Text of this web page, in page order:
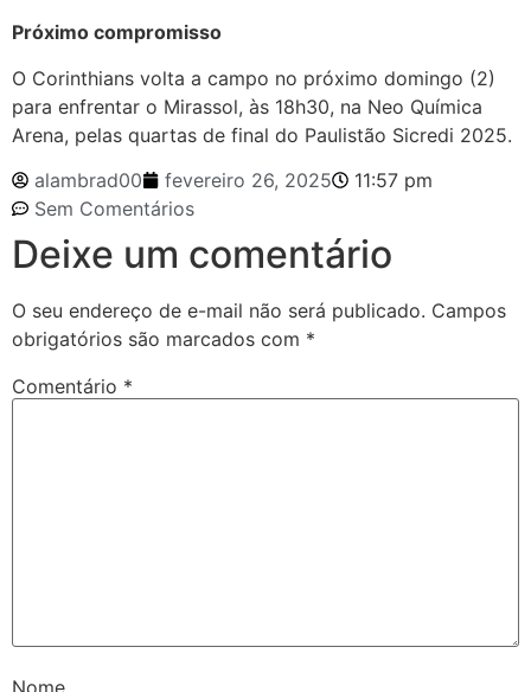
Próximo compromisso
O Corinthians volta a campo no próximo domingo (2)
para enfrentar o Mirassol, às 18h30, na Neo Química
Arena, pelas quartas de final do Paulistão Sicredi 2025.
alambrad00
fevereiro 26, 2025
11:57 pm
Sem Comentários
Deixe um comentário
O seu endereço de e-mail não será publicado. Campos
obrigatórios são marcados com *
Comentário *